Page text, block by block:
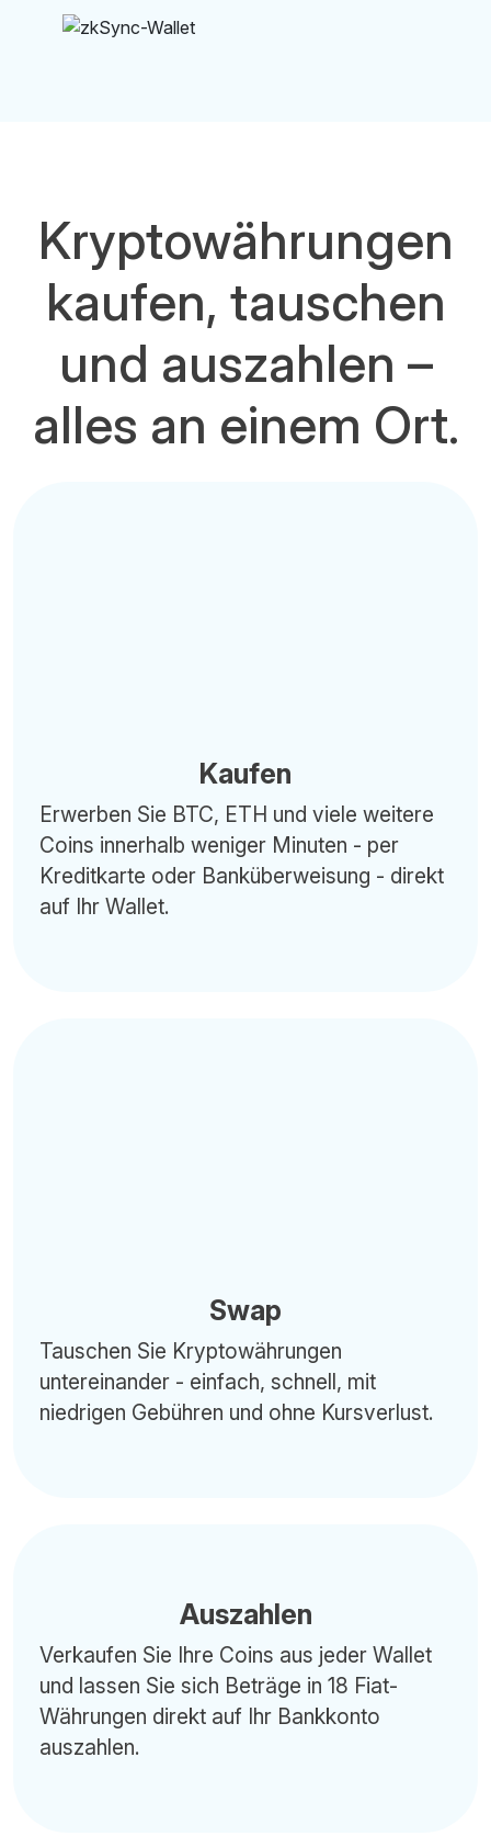
Kryptowährungen
kaufen, tauschen
und auszahlen –
alles an einem Ort.
Kaufen
Erwerben Sie BTC, ETH und viele weitere
Coins innerhalb weniger Minuten - per
Kreditkarte oder Banküberweisung - direkt
auf Ihr Wallet.
Swap
Tauschen Sie Kryptowährungen
untereinander - einfach, schnell, mit
niedrigen Gebühren und ohne Kursverlust.
Auszahlen
Verkaufen Sie Ihre Coins aus jeder Wallet
und lassen Sie sich Beträge in 18 Fiat-
Währungen direkt auf Ihr Bankkonto
auszahlen.